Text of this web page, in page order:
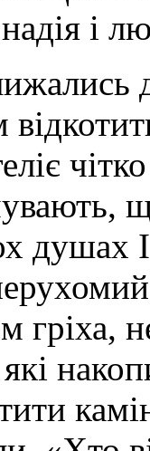
надія і
душах
гріха,